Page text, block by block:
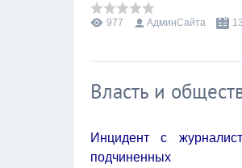
977 АдминСайта
Власть и
Инцидент с
подчиненных